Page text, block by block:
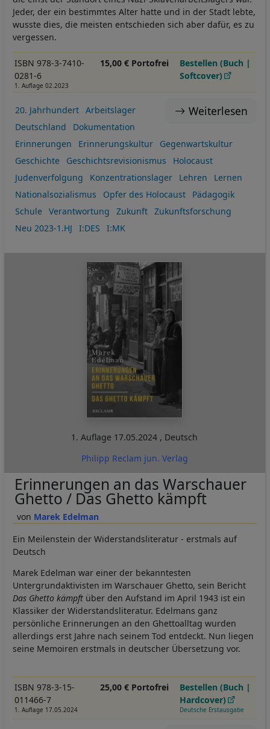
Jeder, der ein bestimmtes Alter hatte und in der Stadt lebte,
wusste dies, die meisten entschieden sich aber dafür, es zu
vergessen.
ISBN 978-3-7410-
0281-6
1. Auflage 02.2023
15,00 € Portofrei
Bestellen (Buch |
Softcover)
Weiterlesen
20. Jahrhundert
Arbeitslager
Deutschland
Dokumentation
Erinnerungen
Erinnerungskultur
Gegenwartskultur
Geschichte
Geschichtsrevisionismus
Holocaust
Judenverfolgung
Konzentrationslager Lehren
Lernen
Nationalsozialismus
Opfer des Holocaust
Pädagogik
Schule
Verantwortung Zukunft
Zukunftsforschung
Neu 2023-1.HJ
I:DES I:MK
1. Auflage 17.05.2024 , Deutsch
Philipp Reclam jun. Verlag
Marek Edelman
Erinnerungen an das Warschauer
Ghetto / Das Ghetto kämpft
Ein Meilenstein der Widerstandsliteratur - erstmals auf
Deutsch
Marek Edelman war einer der bekanntesten
Untergrundaktivisten im Warschauer Ghetto, sein Bericht
Das Ghetto kämpft über den Aufstand im April 1943 ist ein
Klassiker der Widerstandsliteratur. Edelmans ganz
persönliche Erinnerungen an den Ghettoalltag wurden
allerdings erst Jahre nach seinem Tod entdeckt. Nun liegen
seine Memoiren erstmals in deutscher Übersetzung vor.
ISBN 978-3-15-
011466-7
1. Auflage 17.05.2024
25,00 € Portofrei
Bestellen (Buch |
Hardcover)
Deutsche Erstausgabe